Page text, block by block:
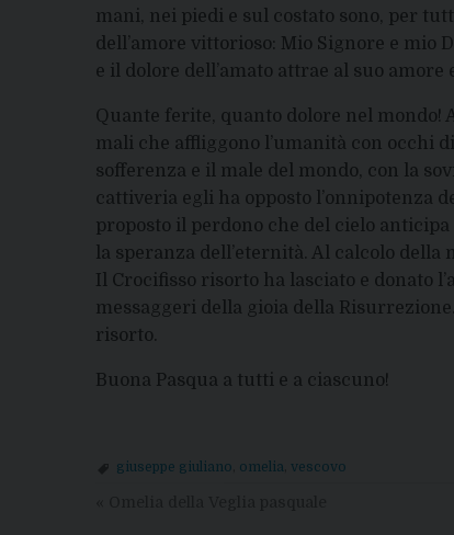
mani, nei piedi e sul costato sono, per
dell’amore vittorioso: Mio Signore e mio
e il dolore dell’amato attrae al suo amore
Quante ferite, quanto dolore nel mondo!
mali che affliggono l’umanità con occhi
sofferenza e il male del mondo, con la
cattiveria egli ha opposto l’onnipotenza
proposto il perdono che del cielo
la speranza dell’eternità. Al calcolo della
Il Crocifisso risorto ha lasciato e donato
messaggeri della gioia della
risorto.
Buona Pasqua a tutti e a ciascuno!
giuseppe giuliano omelia vescovo